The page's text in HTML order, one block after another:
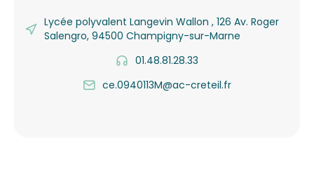
Lycée polyvalent Langevin Wallon , 126 Av. Roger
Salengro, 94500 Champigny-sur-Marne
01.48.81.28.33
ce.0940113M@ac-creteil.fr